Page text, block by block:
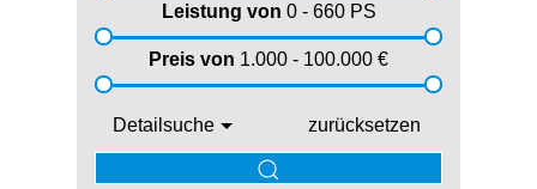
Leistung von 0 - 660PS
Preis von 1.000 - 100.000 €
Detailsuche zurücksetzen